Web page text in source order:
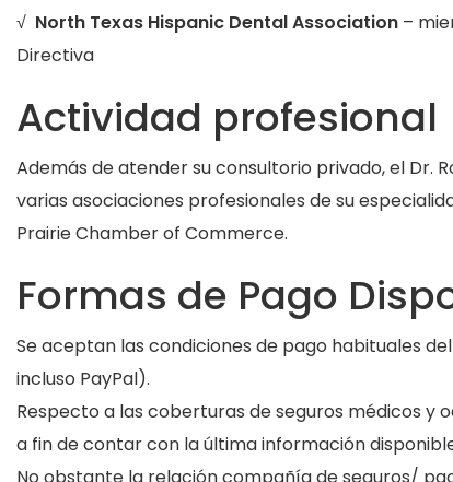
√ North Texas Hispanic Dental Association –
Directiva
Actividad profesional
Además de atender su consultorio privado, el Dr.
varias asociaciones profesionales de su
Prairie Chamber of Commerce.
Formas de Pago
Se aceptan las condiciones de pago habituales
incluso PayPal).
Respecto a las coberturas de seguros médicos
a fin de contar con la última información